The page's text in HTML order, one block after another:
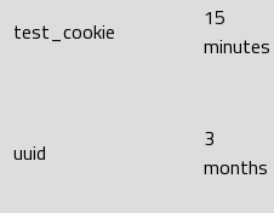
test_cookie
15
minutes
uuid
3
months